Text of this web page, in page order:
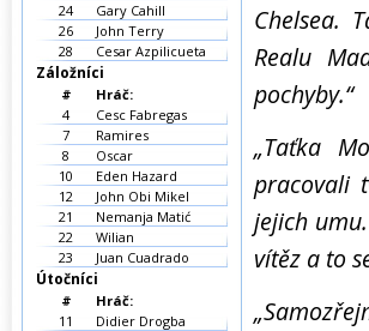
Chelsea.
Realu
pochyby.“
„Taťka
pracovali
jejich
vítěz a to
24
Gary Cahill
26
John Terry
28
Cesar Azpilicueta
Záložníci
#
Hráč:
4
Cesc Fabregas
7
Ramires
8
Oscar
10
Eden Hazard
12
John Obi Mikel
21
Nemanja Matić
22
Wilian
23
Juan Cuadrado
Útočníci
#
Hráč:
11
Didier Drogba